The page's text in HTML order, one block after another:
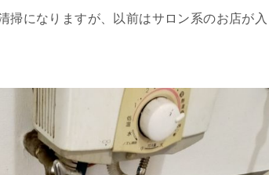
掃になりますが、以前はサロン系のお店が